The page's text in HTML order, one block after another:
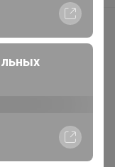
изображений